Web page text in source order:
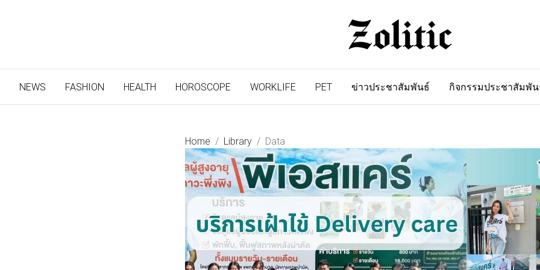
NEWS (CURRENT)
FASHION HEALTH HOROSCOPE WORKLIFE PET ข่าวประชาสัมพันธ์ กิจกรรมประชาสัมพั
Home Library Data